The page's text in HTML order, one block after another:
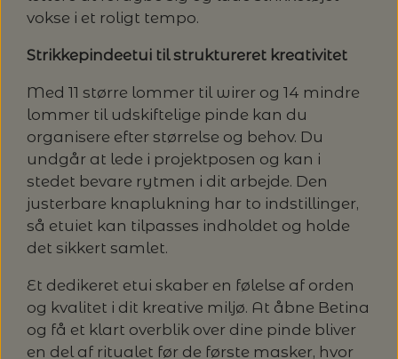
TRYKLÅSE
vokse i et roligt tempo.
Strikkepindeetui til struktureret kreativitet
Med 11 større lommer til wirer og 14 mindre
lommer til udskiftelige pinde kan du
organisere efter størrelse og behov. Du
undgår at lede i projektposen og kan i
stedet bevare rytmen i dit arbejde. Den
justerbare knaplukning har to indstillinger,
så etuiet kan tilpasses indholdet og holde
det sikkert samlet.
Et dedikeret etui skaber en følelse af orden
og kvalitet i dit kreative miljø. At åbne Betina
og få et klart overblik over dine pinde bliver
en del af ritualet før de første masker, hvor